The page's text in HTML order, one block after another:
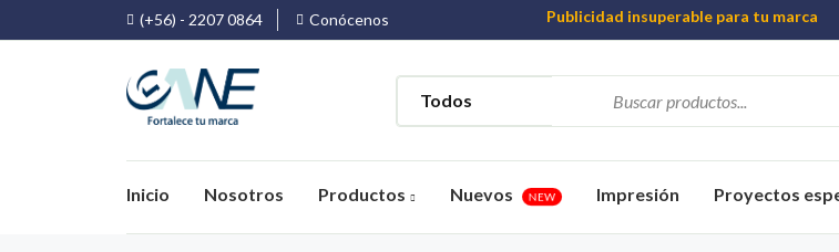
(+56) - 2207 0864 Conócenos
Publicidad insuperable para tu marca
Más de 1000 Artículos promocionales
Inicio Nosotros Productos Nuevos NEW Impresión Proyectos